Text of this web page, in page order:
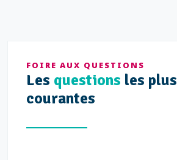
FOIRE AUX QUESTIONS
Les questions les plus
courantes